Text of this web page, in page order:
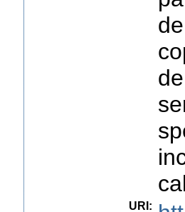
URI :